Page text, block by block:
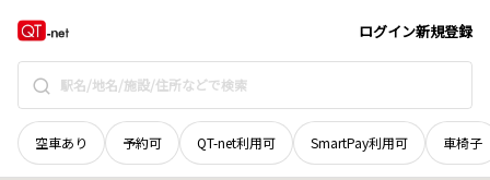
ログイン新規登録
空車あり 予約可 QT-net利用可 SmartPay利用可 車椅子
北海道